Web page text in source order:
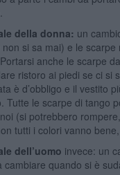
della donna: un
si sa mai) e le scarpe
anche le scarpe
ristoro ai piedi se ci si
è d’obbligo e il vestito
Tutte le scarpe di tango
(si potrebbero
tutti i colori vanno bene,
dell’uomo invece: un
cambiare quando si è